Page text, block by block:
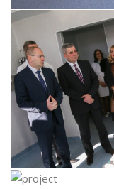
Прегледај галерију
Прегледај галерију